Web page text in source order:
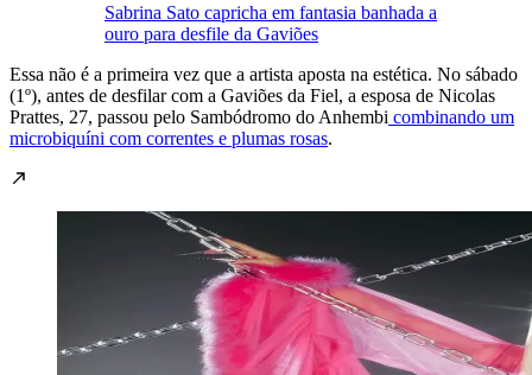
Sabrina Sato capricha em fantasia banhada a
ouro para desfile da Gaviões
Essa não é a primeira vez que a artista aposta na estética. No sábado
(1º), antes de desfilar com a Gaviões da Fiel, a esposa de Nicolas
Prattes, 27, passou pelo Sambódromo do Anhembi combinando um
microbiquíni com correntes e plumas rosas.